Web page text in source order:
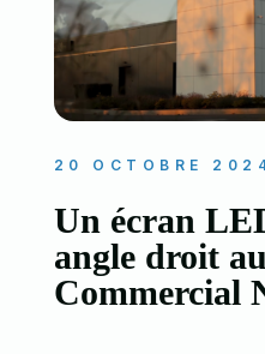
20 OCTOBRE
Un écran
angle droit
Commercial